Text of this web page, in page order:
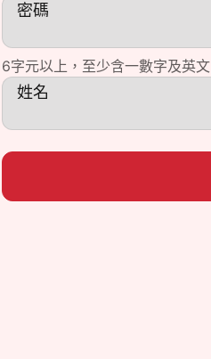
密碼
6字元以上，至少含一數字及英文
姓名